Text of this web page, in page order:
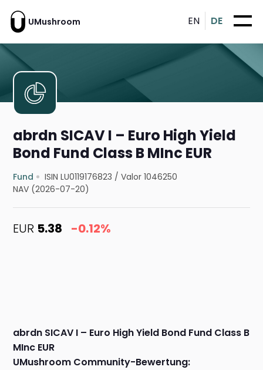
UMushroom EN DE
abrdn SICAV I – Euro High Yield
Bond Fund Class B MInc EUR
Fund ISIN LU0119176823 /Valor 1046250
NAV (2026-07-20)
EUR 5.38 -0.12%
abrdn SICAV I – Euro High Yield Bond Fund Class B
MInc EUR
UMushroom Community-Bewertung: